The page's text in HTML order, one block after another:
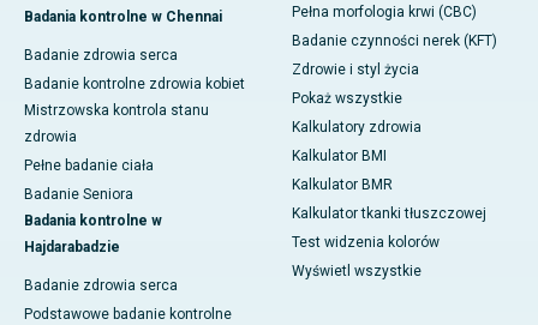
Badania kontrolne w Chennai
Badanie zdrowia serca
Badanie kontrolne zdrowia kobiet
Mistrzowska kontrola stanu
zdrowia
Pełne badanie ciała
Badanie Seniora
Badania kontrolne w
Hajdarabadzie
Badanie zdrowia serca
Podstawowe badanie kontrolne
Pełna morfologia krwi (CBC)
Badanie czynności nerek (KFT)
Zdrowie i styl życia
Pokaż wszystkie
Kalkulatory zdrowia
Kalkulator BMI
Kalkulator BMR
Kalkulator tkanki tłuszczowej
Test widzenia kolorów
Wyświetl wszystkie